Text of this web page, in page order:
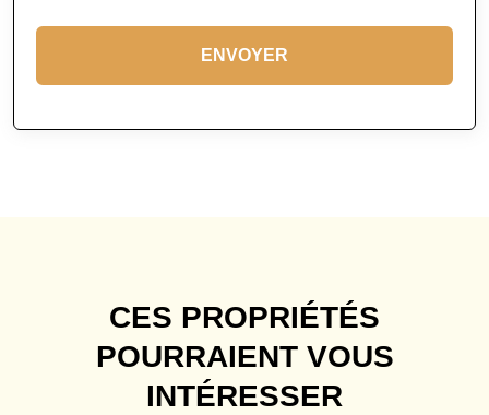
ENVOYER
CES PROPRIÉTÉS
POURRAIENT VOUS
INTÉRESSER